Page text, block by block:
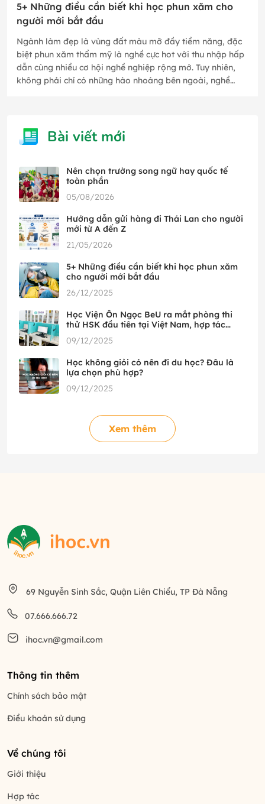
5+ Những điều cần biết khi học phun xăm cho
người mới bắt đầu
Ngành làm đẹp là vùng đất màu mỡ đầy tiềm năng, đặc
biệt phun xăm thẩm mỹ là nghề cực hot với thu nhập hấp
dẫn cùng nhiều cơ hội nghề nghiệp rộng mở. Tuy nhiên,
không phải chỉ có những hào nhoáng bên ngoài, nghề
Bài viết mới
Nên chọn trường song ngữ hay quốc tế
toàn phần
05/08/2026
Hướng dẫn gửi hàng đi Thái Lan cho người
mới từ A đến Z
21/05/2026
5+ Những điều cần biết khi học phun xăm
cho người mới bắt đầu
26/12/2025
Học Viện Ôn Ngọc BeU ra mắt phòng thi
thử HSK đầu tiên tại Việt Nam, hợp tác
09/12/2025
Học không giỏi có nên đi du học? Đâu là
lựa chọn phù hợp?
09/12/2025
Xem thêm
69 Nguyễn Sinh Sắc, Quận Liên Chiểu, TP Đà Nẵng
07.666.666.72
ihoc.vn@gmail.com
Thông tin thêm
Chính sách bảo mật
Điều khoản sử dụng
Về chúng tôi
Giới thiệu
Hợp tác